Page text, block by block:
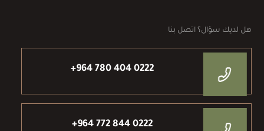
هل لديك سؤال؟ اتصل بنا
+964 780 404 0222
+964 772 844 0222